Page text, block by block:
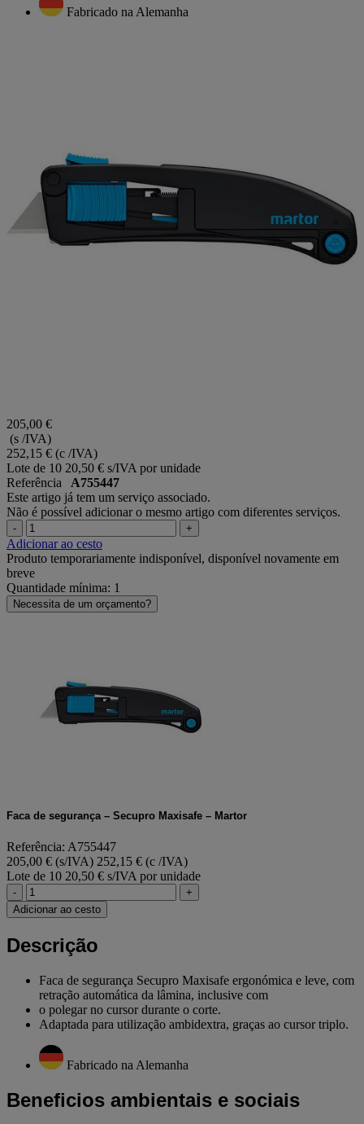
Fabricado na Alemanha
205,00 €
(s /IVA)
252,15 € (c /IVA)
Lote de 10 20,50 € s/IVA por unidade
Referência A755447
Este artigo já tem um serviço associado.
Não é possível adicionar o mesmo artigo com diferentes serviços.
- +
Adicionar ao cesto
Produto temporariamente indisponível, disponível novamente em
breve
Quantidade mínima: 1
Necessita de um orçamento?
Faca de segurança – Secupro Maxisafe – Martor
Referência: A755447
205,00 € (s/IVA) 252,15 € (c /IVA)
Lote de 10 20,50 € s/IVA por unidade
-
+
Adicionar ao cesto
Descrição
Faca de segurança Secupro Maxisafe ergonómica e leve, com
retração automática da lâmina, inclusive com
o polegar no cursor durante o corte.
Adaptada para utilização ambidextra, graças ao cursor triplo.
Fabricado na Alemanha
Beneficios ambientais e sociais